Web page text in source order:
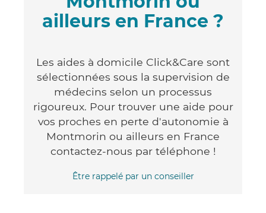
ailleurs en France ?
Les aides à domicile Click&Care sont
sélectionnées sous la supervision de
médecins selon un processus
rigoureux. Pour trouver une aide pour
vos proches en perte d'autonomie à
Montmorin ou ailleurs en France
contactez-nous par téléphone !
Être rappelé par un conseiller